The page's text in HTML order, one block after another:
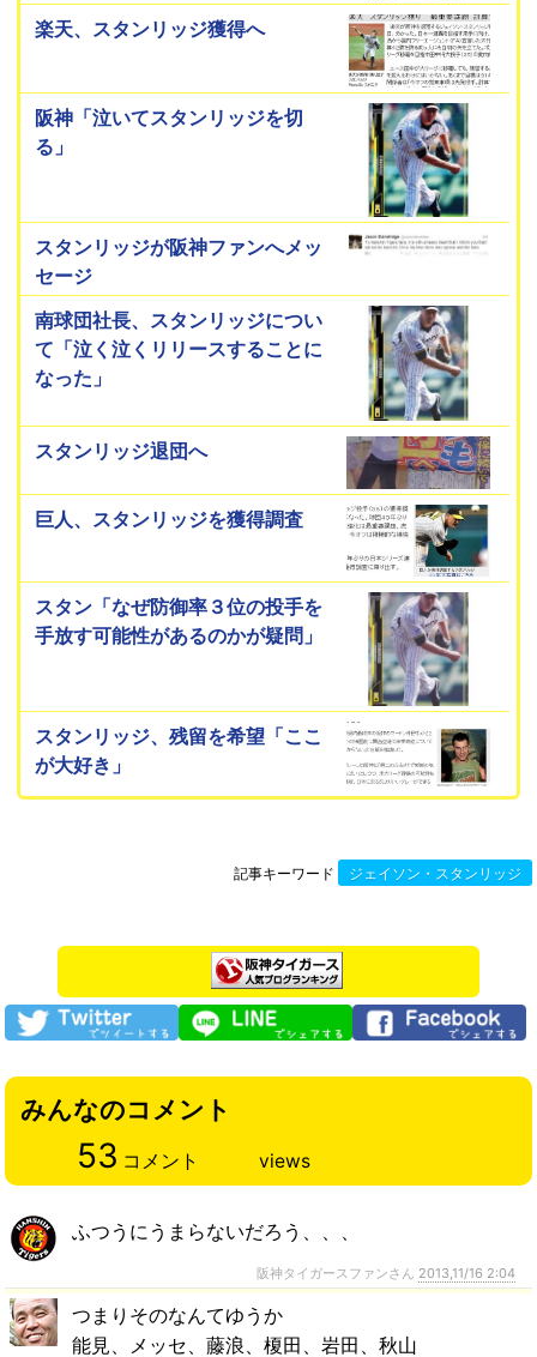
楽天、スタンリッジ獲得へ
阪神「泣いてスタンリッジを切
る」
スタンリッジが阪神ファンへメッ
セージ
南球団社長、スタンリッジについ
て「泣く泣くリリースすることに
なった」
スタンリッジ退団へ
巨人、スタンリッジを獲得調査
スタン「なぜ防御率３位の投手を
手放す可能性があるのかが疑問」
スタンリッジ、残留を希望「ここ
が大好き」
記事キーワード ジェイソン・スタンリッジ
みんなのコメント
53 コメント views
ふつうにうまらないだろう、、、
阪神タイガースファンさん 2013,11/16 2:04
つまりそのなんてゆうか
能見、メッセ、藤浪、榎田、岩田、秋山